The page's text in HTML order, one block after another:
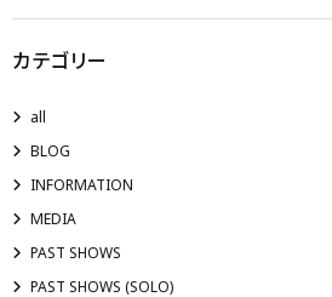
カテゴリー
all
BLOG
INFORMATION
MEDIA
PAST SHOWS
PAST SHOWS (SOLO)